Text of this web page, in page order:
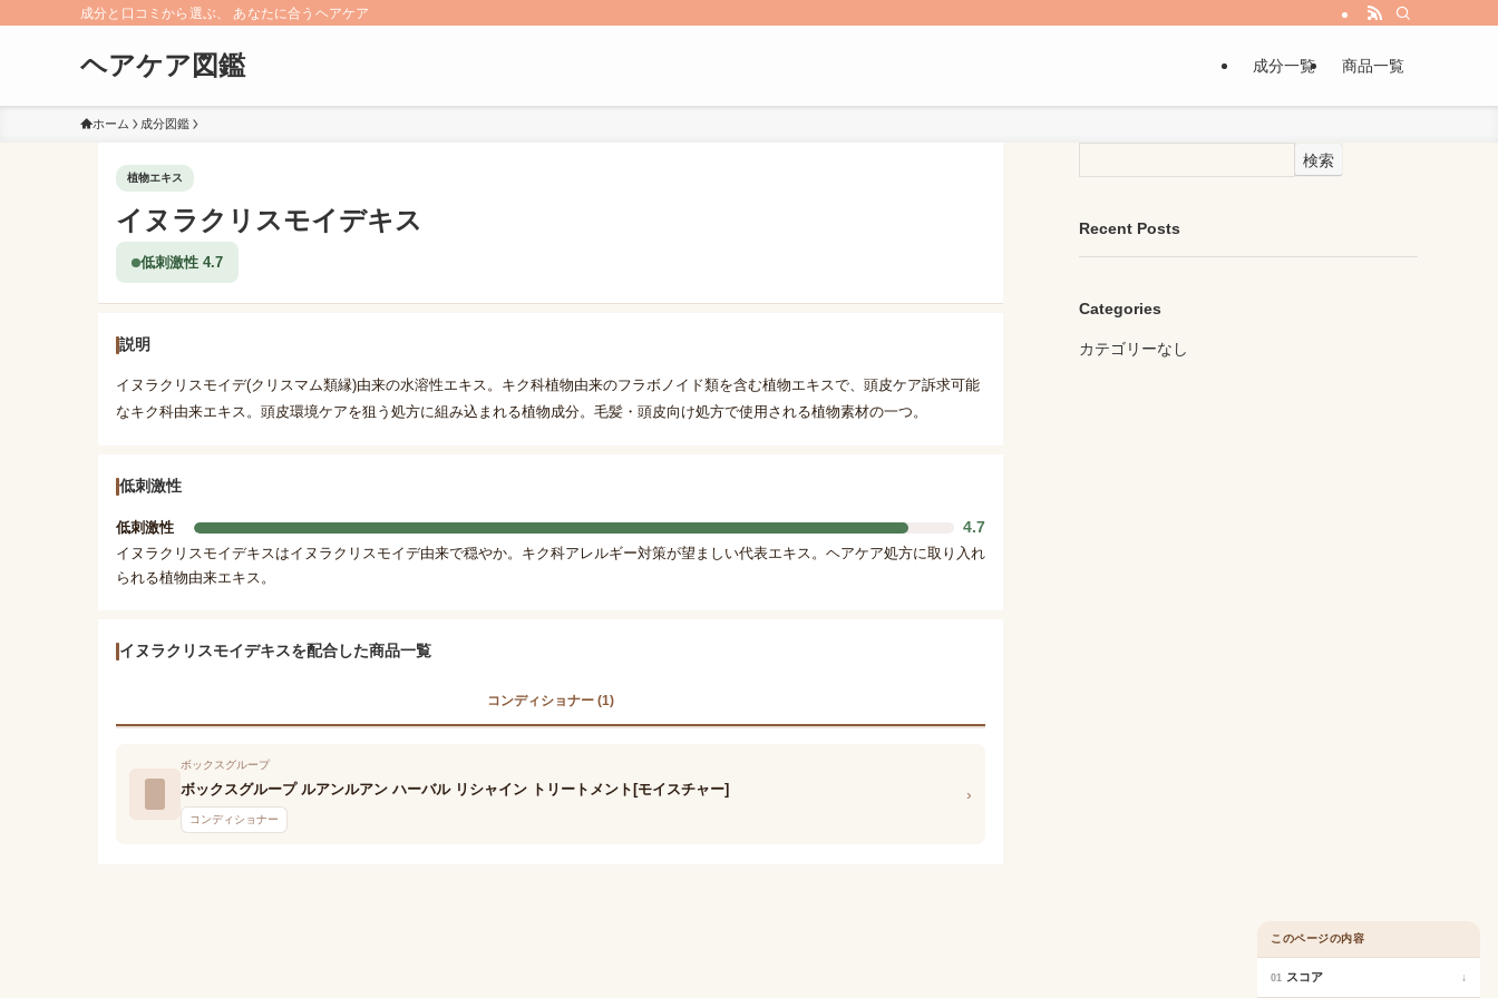
成分と口コミから選ぶ、 あなたに合うヘアケア
ヘアケア図鑑 成分一覧 商品一覧
ホーム 成分図鑑
植物エキス
イヌラクリスモイデキス
低刺激性 4.7
説明
イヌラクリスモイデ(クリスマム類縁)由来の水溶性エキス。キク科植物由来のフラボノイド類を含む植物エキスで、頭皮ケア訴求可能
なキク科由来エキス。頭皮環境ケアを狙う処方に組み込まれる植物成分。毛髪・頭皮向け処方で使用される植物素材の一つ。
低刺激性
低刺激性 4.7
イヌラクリスモイデキスはイヌラクリスモイデ由来で穏やか。キク科アレルギー対策が望ましい代表エキス。ヘアケア処方に取り入れ
られる植物由来エキス。
イヌラクリスモイデキスを配合した商品一覧
コンディショナー (1)
ボックスグループ
ボックスグループ ルアンルアン ハーバル リシャイン トリートメント[モイスチャー]
コンディショナー
›
検索
Recent Posts
Categories
カテゴリーなし
このページの内容
01 スコア ↓